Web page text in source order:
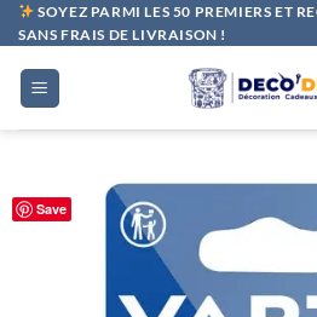
Passer
au
contenu
SOYEZ PARMI LES 50 PREMIERS ET
SANS FRAIS DE LIVRAISON !
Save